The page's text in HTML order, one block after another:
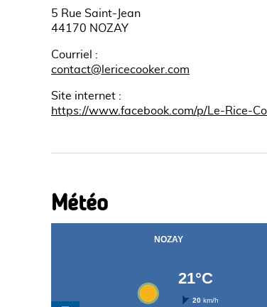
5 Rue Saint-Jean
44170 NOZAY
Courriel
:
contact@lericecooker.com
Site internet :
https://www.facebook.com/p/Le-Rice-
Météo